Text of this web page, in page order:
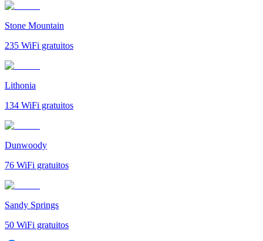
Stone Mountain
235 WiFi gratuitos
Lithonia
134 WiFi gratuitos
Dunwoody
76 WiFi gratuitos
Sandy Springs
50 WiFi gratuitos